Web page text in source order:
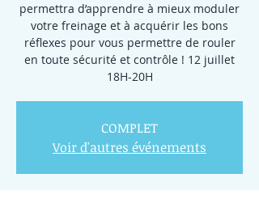
permettra d’apprendre à mieux moduler
votre freinage et à acquérir les bons
réflexes pour vous permettre de rouler
en toute sécurité et contrôle ! 12 juillet
18H-20H
COMPLET
Voir d'autres événements